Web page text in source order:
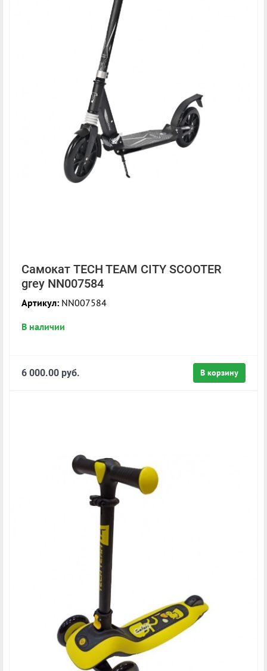
Самокат TECH TEAM CITY SCOOTER
grey NN007584
Артикул: NN007584
В наличии
В корзину
6 000.00 руб.